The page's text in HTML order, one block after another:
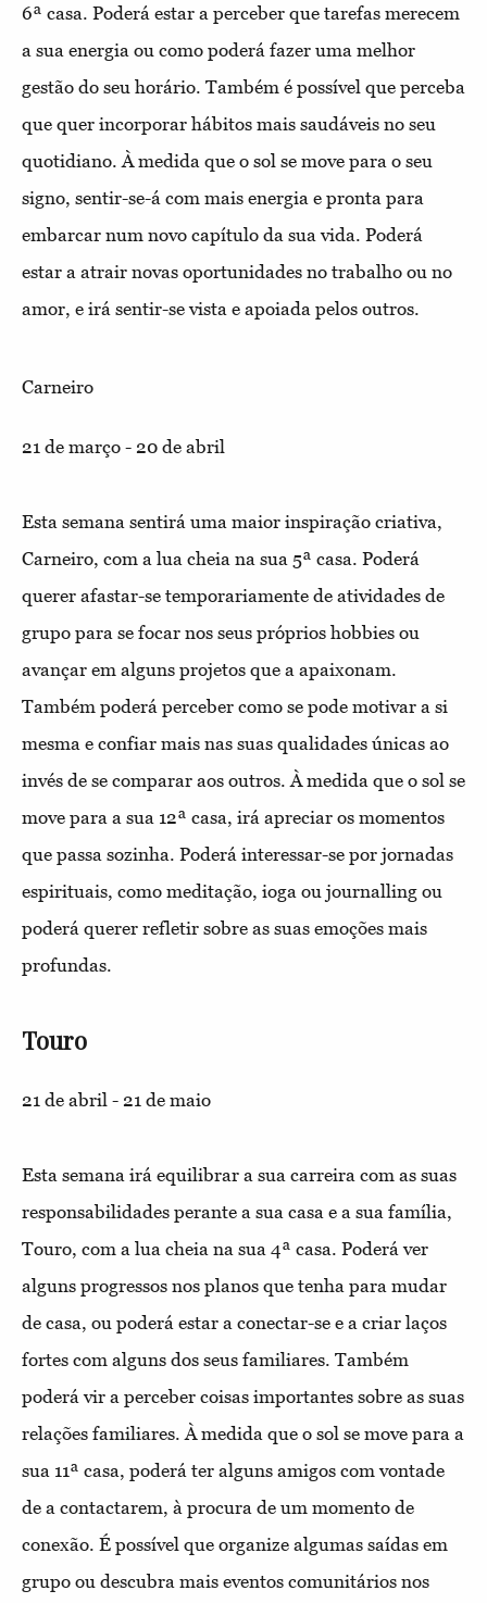
6ª casa. Poderá estar a perceber que tarefas merecem
a sua energia ou como poderá fazer uma melhor
gestão do seu horário. Também é possível que perceba
que quer incorporar hábitos mais saudáveis no seu
quotidiano. À medida que o sol se move para o seu
signo, sentir-se-á com mais energia e pronta para
embarcar num novo capítulo da sua vida. Poderá
estar a atrair novas oportunidades no trabalho ou no
amor, e irá sentir-se vista e apoiada pelos outros.
Carneiro
21 de março - 20 de abril
Esta semana sentirá uma maior inspiração criativa,
Carneiro, com a lua cheia na sua 5ª casa. Poderá
querer afastar-se temporariamente de atividades de
grupo para se focar nos seus próprios hobbies ou
avançar em alguns projetos que a apaixonam.
Também poderá perceber como se pode motivar a si
mesma e confiar mais nas suas qualidades únicas ao
invés de se comparar aos outros. À medida que o sol se
move para a sua 12ª casa, irá apreciar os momentos
que passa sozinha. Poderá interessar-se por jornadas
espirituais, como meditação, ioga ou journalling ou
poderá querer refletir sobre as suas emoções mais
profundas.
Touro
21 de abril - 21 de maio
Esta semana irá equilibrar a sua carreira com as suas
responsabilidades perante a sua casa e a sua família,
Touro, com a lua cheia na sua 4ª casa. Poderá ver
alguns progressos nos planos que tenha para mudar
de casa, ou poderá estar a conectar-se e a criar laços
fortes com alguns dos seus familiares. Também
poderá vir a perceber coisas importantes sobre as suas
relações familiares. À medida que o sol se move para a
sua 11ª casa, poderá ter alguns amigos com vontade
de a contactarem, à procura de um momento de
conexão. É possível que organize algumas saídas em
grupo ou descubra mais eventos comunitários nos